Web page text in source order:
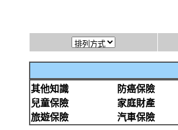
其他知識
防癌保險
兒童保險
家庭財產
旅遊保險
汽車保險